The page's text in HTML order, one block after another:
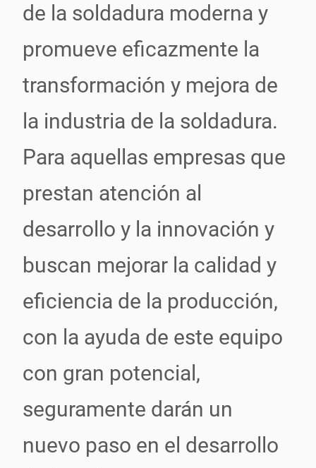
de la soldadura moderna y
promueve eficazmente la
transformación y mejora de
la industria de la soldadura.
Para aquellas empresas que
prestan atención al
desarrollo y la innovación y
buscan mejorar la calidad y
eficiencia de la producción,
con la ayuda de este equipo
con gran potencial,
seguramente darán un
nuevo paso en el desarrollo